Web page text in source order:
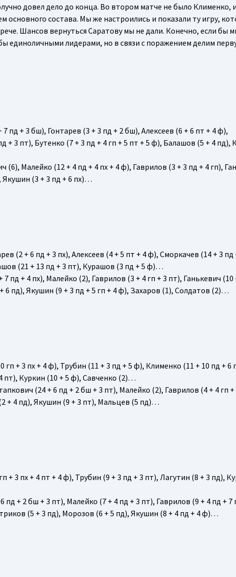
довел дело до конца. Во втором матче не было Клименко, и
основного состава. Мы же настроились и показали ту игру,
Шансов вернуться Саратову мы не дали. Конечно, если бы
единоличными лидерами, но в связи с поражением делим
пд + 3 бш), Гонтарев (3 + 3 пд + 2 бш), Алексеев (6 + 6 пт + 4 ф),
+ 3 пт), Бутенко (7 + 3 пд + 4 гп + 5 пт + 5 ф), Балашов (5 + 4 пд),
(6), Малейко (12 + 4 пд + 4 пх + 4 ф), Гаврилов (3 + 3 пд + 4 гп),
Якушин (3 + 3 пд + 6 пх)…
(2 + 6 пд + 3 пх), Алексеев (4 + 5 пт + 4 ф), Сморкачев (14 + 3 пд
(21 + 13 пд + 3 пт), Курашов (3 пд + 5 ф)…
пд + 4 пх), Малейко (2), Гаврилов (3 + 4 гп + 3 пт), Ганькевич (10
пд), Якушин (9 + 3 пд + 5 гп + 4 ф), Захаров (1), Солдатов (2)…
гп + 3 пх + 4 ф), Трубин (11 + 3 пд + 5 ф), Клименко (11 + 10 пд + 6
пт), Куркин (10 + 5 ф), Савченко (2)…
(24 + 6 пд + 2 бш + 3 пт), Малейко (2), Гаврилов (4 + 4 гп
+ 4 пд), Якушин (9 + 3 пт), Мальцев (5 пд)…
+ 3 пх + 4 пт + 4 ф), Трубин (9 + 3 пд + 3 пт), Лагутин (8 + 3 пд),
+ 2 бш + 3 пт), Малейко (7 + 4 пд + 3 пт), Гаврилов (9 + 4 пд + 7
(5 + 3 пд), Морозов (6 + 5 пд), Якушин (8 + 4 пд + 4 ф)…